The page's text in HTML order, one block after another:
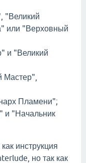
"Великий
или "Верховный
и "Великий
Мастер",
Пламени";
и "Начальник
инструкция
но так как